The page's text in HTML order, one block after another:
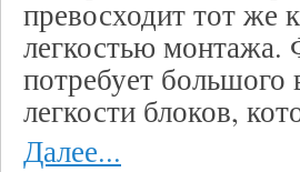
превосходит тот же
легкостью монтажа.
потребует большого
легкости блоков,
Далее...